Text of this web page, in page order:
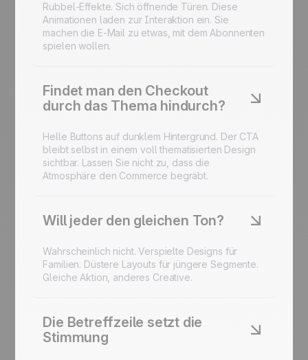
Rubbel-Effekte. Sich öffnende Türen. Diese
Animationen laden zur Interaktion ein. Sie
machen die E-Mail zu etwas, mit dem Abonnenten
spielen wollen.
Findet man den Checkout
durch das Thema hindurch?
Helle Buttons auf dunklem Hintergrund. Der CTA
bleibt selbst in einem voll thematisierten Design
sichtbar. Lassen Sie nicht zu, dass die
Atmosphäre den Commerce begräbt.
Will jeder den gleichen Ton?
Wahrscheinlich nicht. Verspielte Designs für
Familien. Düstere Layouts für jüngere Segmente.
Gleiche Aktion, anderes Creative.
Die Betreffzeile setzt die
Stimmung